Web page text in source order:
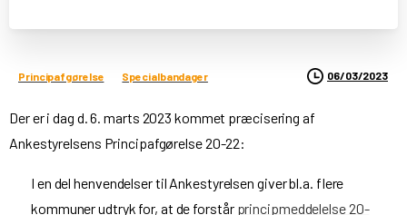
Principafgørelse Specialbandager 06/03/2023
Der er i dag d. 6. marts 2023 kommet præcisering af
Ankestyrelsens Principafgørelse 20-22:
I en del henvendelser til Ankestyrelsen giver bl.a. flere
kommuner udtryk for, at de forstår principmeddelelse 20-